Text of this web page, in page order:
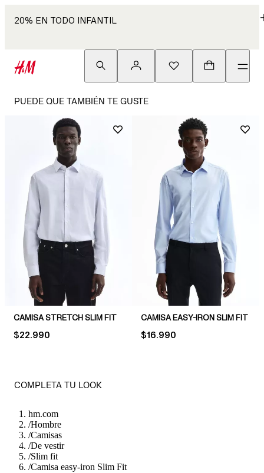
20% EN TODO INFANTIL
PUEDE QUE TAMBIÉN TE GUSTE
CAMISA STRETCH SLIM FIT
PRICE:
$22.990
CAMISA EASY-IRON SLIM FIT
PRICE:
$16.990
COMPLETA TU LOOK
hm.com
/Hombre
/Camisas
/De vestir
/Slim fit
/Camisa easy-iron Slim Fit